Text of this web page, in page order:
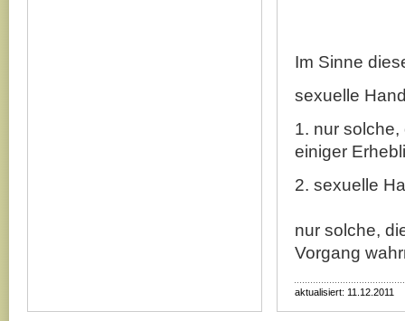
Im Sinne
sexuelle
1. nur
einiger
2. sexuelle
nur solche,
Vorgang
aktualisiert: 11.12.2011